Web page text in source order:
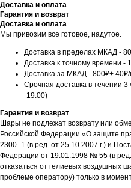
Доставка и оплата
Гарантия и возврат
Доставка и оплата
Мы привозим все готовое, надутое.
Доставка в пределах МКАД -
Доставка к точному времени -
Доставка за МКАД - 800₽+ 40₽/
Срочная доставка в течении
-19:00)
Гарантия и возврат
Шары не подлежат возврату или
Российской Федерации «О защите
2300–1 (в ред. от 25.10.2007 г.) и
Федерации от 19.01.1998 № 55 (в
отказаться от гелиевых воздушных
проблеме оператору) только в